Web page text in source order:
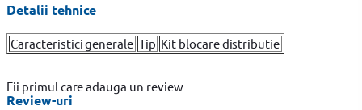
Detalii tehnice
Caracteristici generale Tip Kit blocare distributie
Fii primul care adauga un review
Review-uri